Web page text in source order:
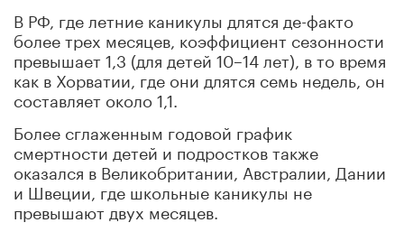
В РФ, где летние каникулы длятся де-факто
более трех месяцев, коэффициент сезонности
превышает 1,3 (для детей 10–14 лет), в то время
как в Хорватии, где они длятся семь недель, он
составляет около 1,1.
Более сглаженным годовой график
смертности детей и подростков также
оказался в Великобритании, Австралии, Дании
и Швеции, где школьные каникулы не
превышают двух месяцев.